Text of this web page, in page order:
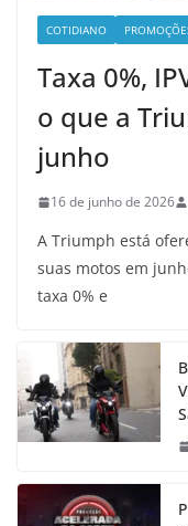
COTIDIANO
Taxa 0%,
o que a
junho
16 de junho de 2026
A Triumph está
suas motos em
taxa 0% e